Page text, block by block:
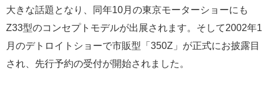
大きな話題となり、同年10月の東京モーターショーにも
Z33型のコンセプトモデルが出展されます。そして2002年1
月のデトロイトショーで市販型「350Z」が正式にお披露目
され、先行予約の受付が開始されました。